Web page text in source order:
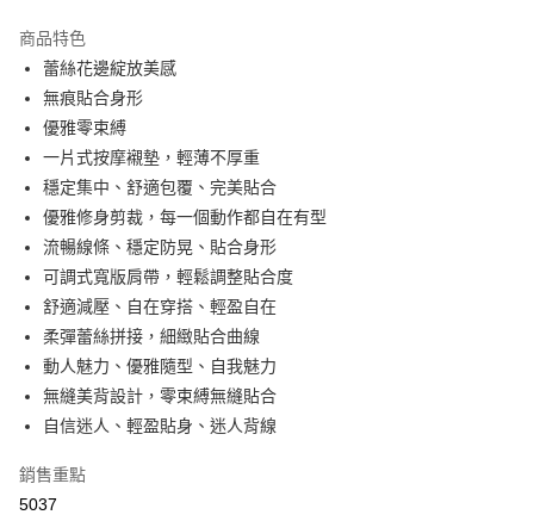
Apple Pay
街口支付
悠遊付
全盈+PAY
大哥付你分期
相關說明
【大哥付你分期使用說明】
1.本服務由台灣大哥大提供，台灣大哥大用戶可立即使用無須另外申請。
2.付款方式選擇「大哥付你分期」，訂單成立後會自動跳轉到大哥付的交易
流程，驗證手機門號後，選擇欲分期的期數、繳款截止日，確認付款後即完
3.實際核准額度、可分期數及費用金額請依後續交易確認頁面所載為準。
4.訂單成立30分鐘內，如未前往確認交易或遇審核未通過，訂單將自動取
法說明評估內容。
【繳款方式說明】
1.分期款項不併入電信帳單，「大哥付你分期」於每月結算日後寄送繳費提
AFTEE先享後付
相關說明
【關於「AFTEE先享後付」】
AFTEE先享後付是「在收到商品之後才付款」的支付方式。 讓您購物簡單
１．簡單：不需註冊會員、不需綁卡、不需儲值。
３．安心：先確認商品／服務後，再付款。
Hami Point
相關說明
會員帳號後，即可在購物車使用 Hami Point 折抵消費金額 (1點等於1元)。
貨到付款
商品特色
蕾絲花邊綻放美感
無痕貼合身形
優雅零束縛
一片式按摩襯墊，輕薄不厚重
穩定集中、舒適包覆、完美貼合
優雅修身剪裁，每一個動作都自在有型
流暢線條、穩定防晃、貼合身形
可調式寬版肩帶，輕鬆調整貼合度
舒適減壓、自在穿搭、輕盈自在
柔彈蕾絲拼接，細緻貼合曲線
動人魅力、優雅隨型、自我魅力
無縫美背設計，零束縛無縫貼合
自信迷人、輕盈貼身、迷人背線
銷售重點
5037